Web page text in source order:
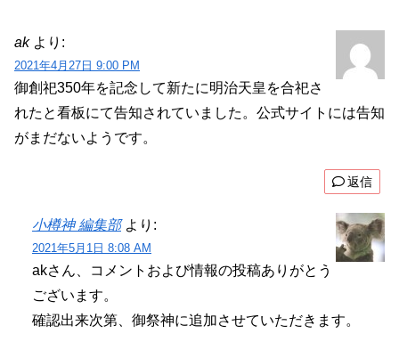
ak より:
2021年4月27日 9:00 PM
御創祀350年を記念して新たに明治天皇を合祀さ
れたと看板にて告知されていました。公式サイトには告知
がまだないようです。
返信
小樽神 編集部 より:
2021年5月1日 8:08 AM
akさん、コメントおよび情報の投稿ありがとう
ございます。
確認出来次第、御祭神に追加させていただきます。